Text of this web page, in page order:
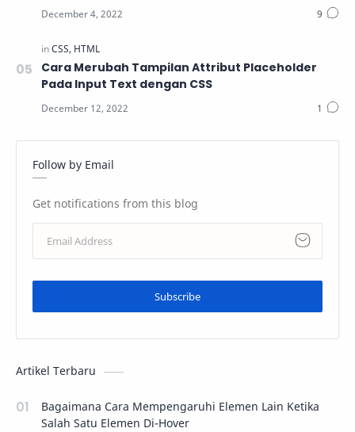
Cara Merubah Tampilan Attribut Placeholder
Pada Input Text dengan CSS
Follow by Email
Get notifications from this blog
Subscribe
Artikel Terbaru
Bagaimana Cara Mempengaruhi Elemen Lain Ketika
Salah Satu Elemen Di-Hover